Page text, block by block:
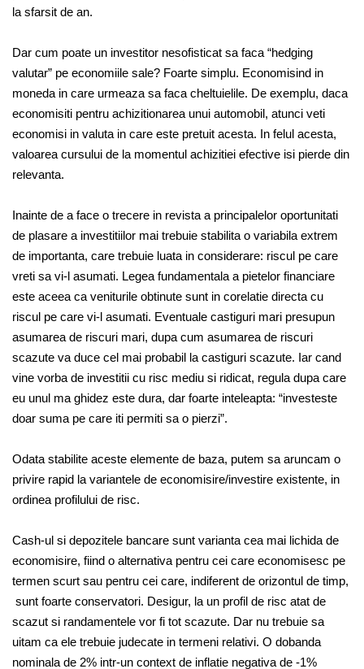
la sfarsit de an.
Dar cum poate un investitor nesofisticat sa faca “hedging
valutar” pe economiile sale? Foarte simplu. Economisind in
moneda in care urmeaza sa faca cheltuielile. De exemplu, daca
economisiti pentru achizitionarea unui automobil, atunci veti
economisi in valuta in care este pretuit acesta. In felul acesta,
valoarea cursului de la momentul achizitiei efective isi pierde din
relevanta.
Inainte de a face o trecere in revista a principalelor oportunitati
de plasare a investitiilor mai trebuie stabilita o variabila extrem
de importanta, care trebuie luata in considerare: riscul pe care
vreti sa vi-l asumati. Legea fundamentala a pietelor financiare
este aceea ca veniturile obtinute sunt in corelatie directa cu
riscul pe care vi-l asumati. Eventuale castiguri mari presupun
asumarea de riscuri mari, dupa cum asumarea de riscuri
scazute va duce cel mai probabil la castiguri scazute. Iar cand
vine vorba de investitii cu risc mediu si ridicat, regula dupa care
eu unul ma ghidez este dura, dar foarte inteleapta: “investeste
doar suma pe care iti permiti sa o pierzi”.
Odata stabilite aceste elemente de baza, putem sa aruncam o
privire rapid la variantele de economisire/investire existente, in
ordinea profilului de risc.
Cash-ul si depozitele bancare sunt varianta cea mai lichida de
economisire, fiind o alternativa pentru cei care economisesc pe
termen scurt sau pentru cei care, indiferent de orizontul de timp,
sunt foarte conservatori. Desigur, la un profil de risc atat de
scazut si randamentele vor fi tot scazute. Dar nu trebuie sa
uitam ca ele trebuie judecate in termeni relativi. O dobanda
nominala de 2% intr-un context de inflatie negativa de -1%